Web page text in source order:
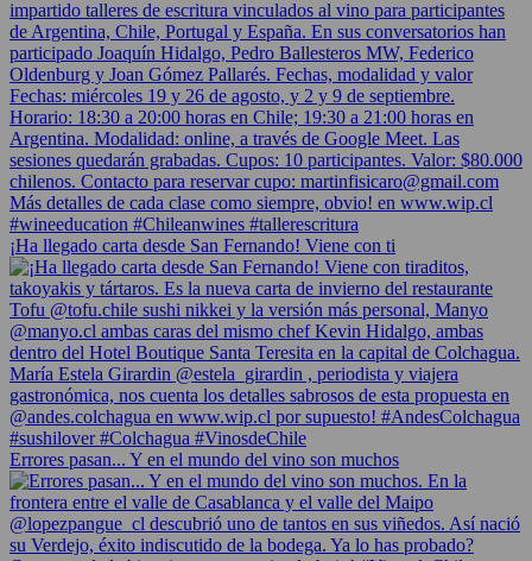
¡Ha llegado carta desde San Fernando! Viene con ti
Errores pasan... Y en el mundo del vino son muchos